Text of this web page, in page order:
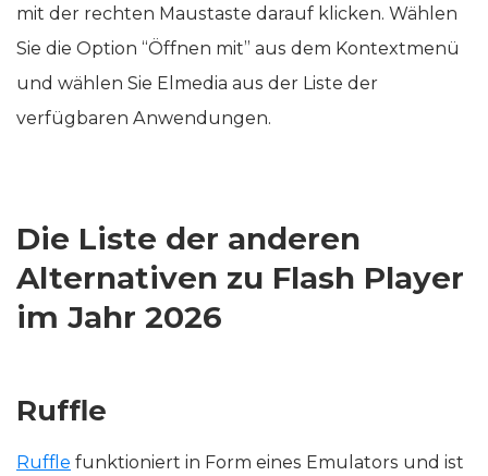
mit der rechten Maustaste darauf klicken. Wählen
Sie die Option “Öffnen mit” aus dem Kontextmenü
und wählen Sie Elmedia aus der Liste der
verfügbaren Anwendungen.
Die Liste der anderen
Alternativen zu Flash Player
im Jahr 2026
Ruffle
Ruffle funktioniert in Form eines Emulators und ist